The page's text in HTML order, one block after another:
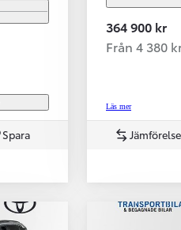
Spara
364 900 kr
Från 4 380
Läs mer
Jämförelse